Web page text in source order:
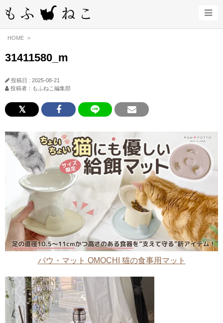
HOME
31411580_m
投稿日 : 2025-08-21
投稿者：もふねこ編集部
パウ・マット OMOCHI 猫の食事用マット